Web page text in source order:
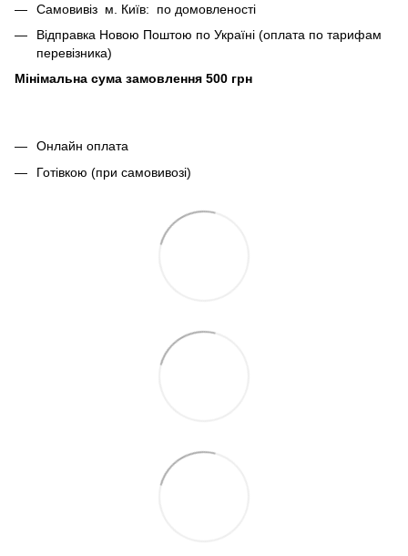
Самовивіз м. Київ: по домовленості
Відправка Новою Поштою по Україні (оплата по тарифам
перевізника)
Мінімальна сума замовлення 500 грн
Онлайн оплата
Готівкою (при самовивозі)